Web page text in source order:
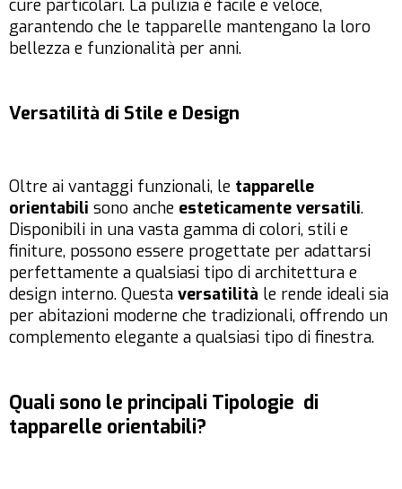
cure particolari. La pulizia è facile e veloce,
garantendo che le tapparelle mantengano la loro
bellezza e funzionalità per anni.
Versatilità di Stile e Design
Oltre ai vantaggi funzionali, le tapparelle
orientabili sono anche esteticamente versatili.
Disponibili in una vasta gamma di colori, stili e
finiture, possono essere progettate per adattarsi
perfettamente a qualsiasi tipo di architettura e
design interno. Questa versatilità le rende ideali sia
per abitazioni moderne che tradizionali, offrendo un
complemento elegante a qualsiasi tipo di finestra.
Quali sono le principali Tipologie di
tapparelle orientabili?